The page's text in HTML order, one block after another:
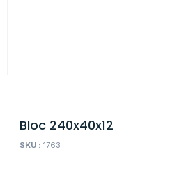
Bloc 240x40x12
SKU : 1763